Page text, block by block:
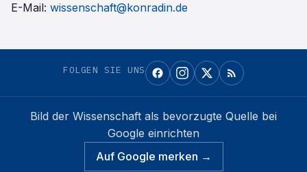
E-Mail: wissenschaft@konradin.de
FOLGEN SIE UNS
Bild der Wissenschaft als bevorzugte Quelle bei
Google einrichten
Auf Google merken →